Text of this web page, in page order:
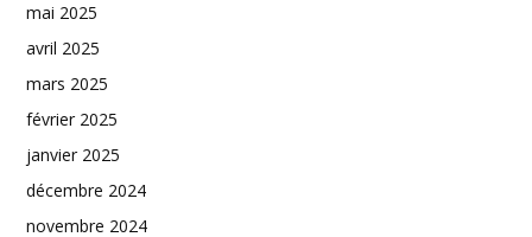
mai 2025
avril 2025
mars 2025
février 2025
janvier 2025
décembre 2024
novembre 2024